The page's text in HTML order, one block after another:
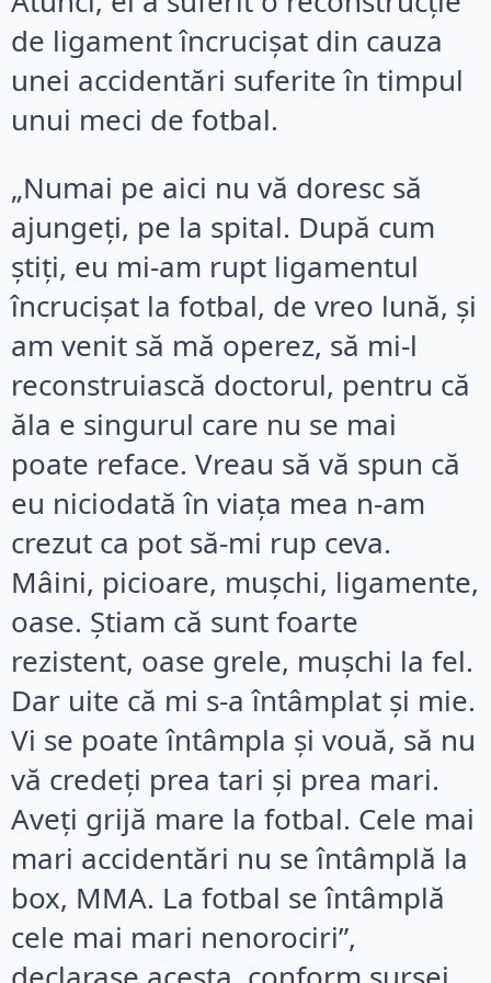
de ligament încrucișat din cauza
unei accidentări suferite în timpul
unui meci de fotbal.
„Numai pe aici nu vă doresc să
ajungeți, pe la spital. După cum
știți, eu mi-am rupt ligamentul
încrucișat la fotbal, de vreo lună, și
am venit să mă operez, să mi-l
reconstruiască doctorul, pentru că
ăla e singurul care nu se mai
poate reface. Vreau să vă spun că
eu niciodată în viața mea n-am
crezut ca pot să-mi rup ceva.
Mâini, picioare, mușchi, ligamente,
oase. Știam că sunt foarte
rezistent, oase grele, mușchi la fel.
Dar uite că mi s-a întâmplat și mie.
Vi se poate întâmpla și vouă, să nu
vă credeți prea tari și prea mari.
Aveți grijă mare la fotbal. Cele mai
mari accidentări nu se întâmplă la
box, MMA. La fotbal se întâmplă
cele mai mari nenorociri”,